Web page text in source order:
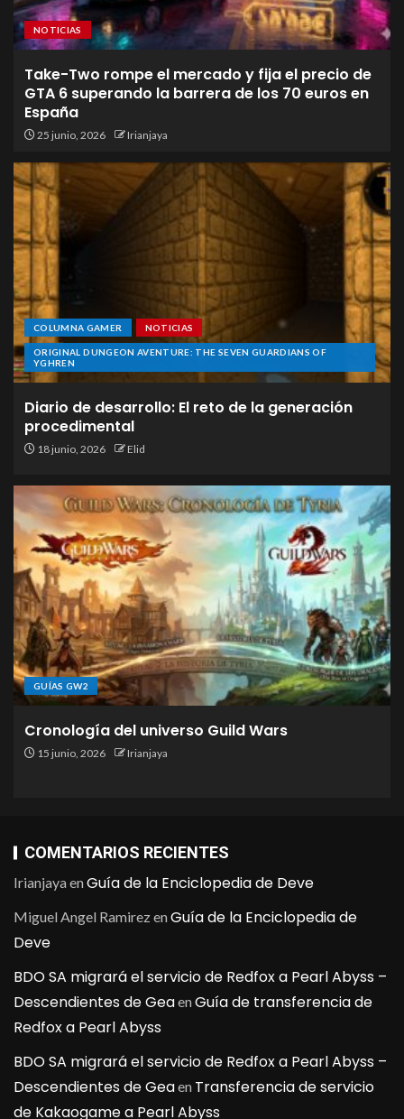
NOTICIAS
Take-Two rompe el mercado y fija el precio de
GTA 6 superando la barrera de los 70 euros en
España
25 junio, 2026 Irianjaya
COLUMNA GAMER NOTICIAS
ORIGINAL DUNGEON AVENTURE: THE SEVEN GUARDIANS OF
YGHREN
Diario de desarrollo: El reto de la generación
procedimental
18 junio, 2026 Elid
GUÍAS GW2
Cronología del universo Guild Wars
15 junio, 2026 Irianjaya
COMENTARIOS RECIENTES
IrianjayaenGuía de la Enciclopedia de Deve
Miguel Angel RamirezenGuía de la Enciclopedia de
Deve
BDO SA migrará el servicio de Redfox a Pearl Abyss –
Descendientes de GeaenGuía de transferencia de
Redfox a Pearl Abyss
BDO SA migrará el servicio de Redfox a Pearl Abyss –
Descendientes de Geaen Transferencia de servicio
de Kakaogame a Pearl Abyss